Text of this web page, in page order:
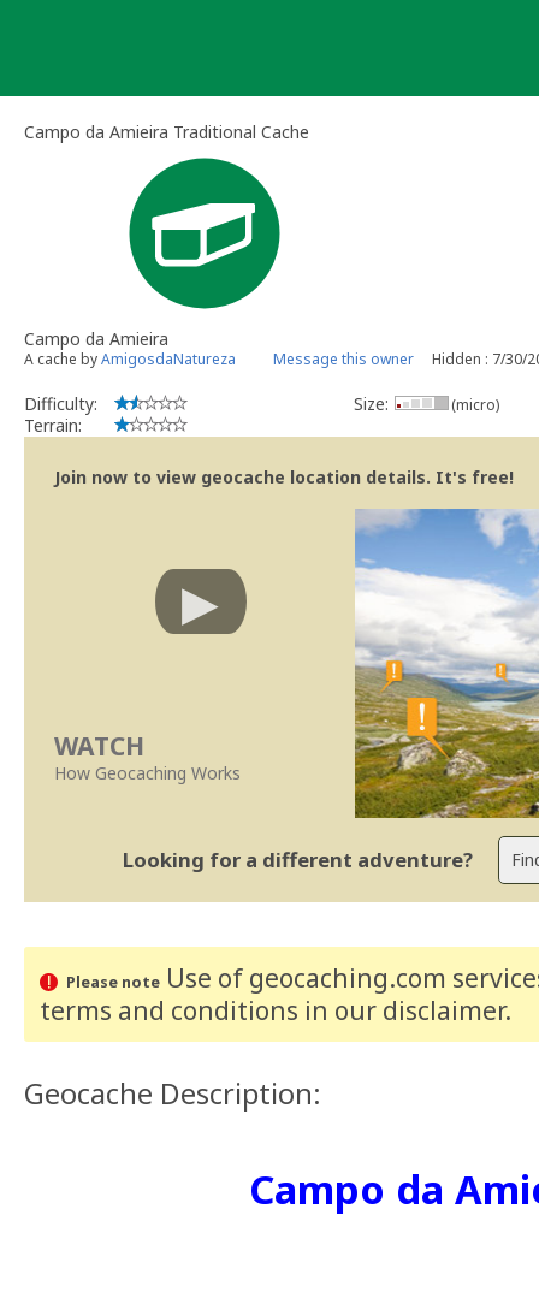
Campo da Amieira Traditional Cache
Campo da Amieira
A cache byAmigosdaNatureza Message this owner Hidden : 7/30/
Difficulty:
Terrain:
Size: (micro)
Join now to view geocache location details. It's free!
WATCH
How Geocaching Works
Looking for a different adventure?
Please noteUse of geocaching.com
terms and conditions in our disclaimer.
Geocache Description:
Campo da